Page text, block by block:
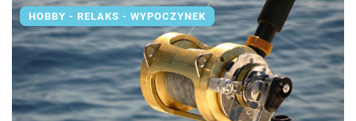
HOBBY - RELAKS - WYPOCZYNEK